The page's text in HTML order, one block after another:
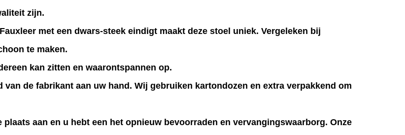
zijn.
met een dwars-steek eindigt maakt deze stoel uniek. Vergeleken bij
te maken.
kan zitten en waarontspannen op.
van de fabrikant aan uw hand. Wij gebruiken kartondozen en extra verpakkend om
aan en u hebt een het opnieuw bevoorraden en vervangingswaarborg. Onze